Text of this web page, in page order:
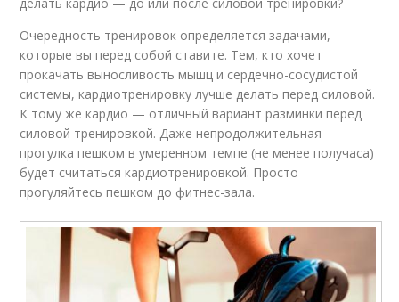
Тренировки для
Тренировки при
Тренировки для
набора
Короткие тренировки
Тренировки на
Очередность тренировок определяется задачами,
которые вы перед собой ставите. Тем, кто хочет
прокачать выносливость мышц и сердечно-сосудистой
системы, кардиотренировку лучше делать перед силовой.
К тому же кардио — отличный вариант разминки перед
силовой тренировкой. Даже непродолжительная
прогулка пешком в умеренном темпе (не менее получаса)
будет считаться кардиотренировкой. Просто
прогуляйтесь пешком до фитнес-зала.